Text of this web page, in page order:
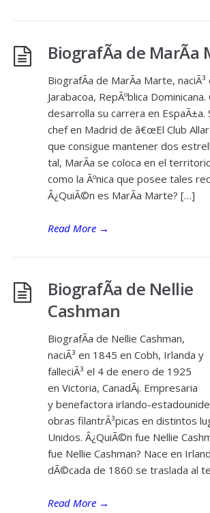
BiografÃ­a de MarÃ­a
BiografÃ­a de MarÃ­a Marte,
Jarabacoa, RepÃºblica
desarrolla su carrera en EspaÃ±a.
chef en Madrid de â€œEl Club
que consigue mantener dos
tal, MarÃ­a se coloca en el
como la Ãºnica que posee tales
Â¿QuiÃ©n es MarÃ­a Marte? […]
Read More →
BiografÃ­a de Nellie
Cashman
BiografÃ­a de Nellie Cashman,
naciÃ³ en 1845 en Cobh, Irlanda y
falleciÃ³ el 4 de enero de 1925
en Victoria, CanadÃ¡. Empresaria
y benefactora irlando-
obras filantrÃ³picas en distintos
Unidos. Â¿QuiÃ©n fue Nellie
fue Nellie Cashman? Nace en
dÃ©cada de 1860 se traslada al
Read More →